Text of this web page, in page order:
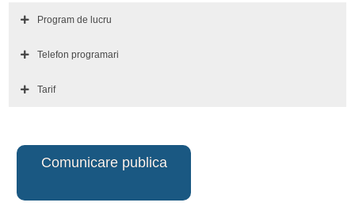
Program de lucru
Telefon programari
Tarif
Comunicare publica